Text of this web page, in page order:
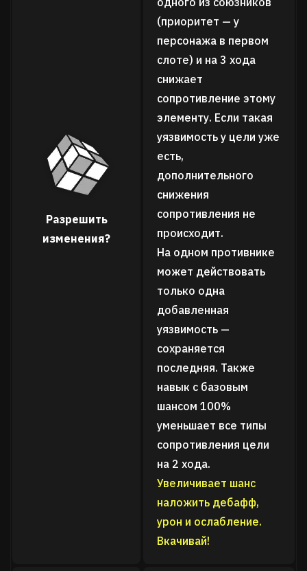
Разрешить
изменения?
(приоритет — у
персонажа в первом
слоте) и на 3 хода
снижает
сопротивление этому
элементу. Если такая
уязвимость у цели уже
есть,
дополнительного
снижения
сопротивления не
происходит.
На одном противнике
может действовать
только одна
добавленная
уязвимость —
сохраняется
последняя. Также
навык с базовым
шансом 100%
уменьшает все типы
сопротивления цели
на 2 хода.
Увеличивает шанс
наложить дебафф,
урон и ослабление.
Вкачивай!